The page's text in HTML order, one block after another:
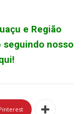
e Região
seguindo nosso